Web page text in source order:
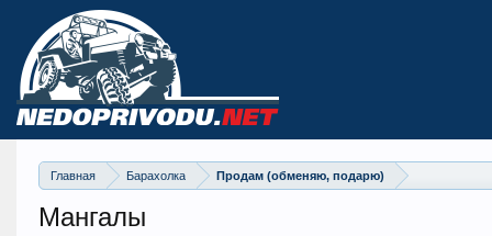
Главная Барахолка Продам (обменяю, подарю)
Мангалы